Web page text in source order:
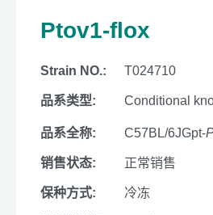
Ptov1-flox
Strain NO.: T024710
品系类型: Conditional
品系全称: C57BL/6JGpt-
销售状态: 正常销售
保种方式: 冷冻